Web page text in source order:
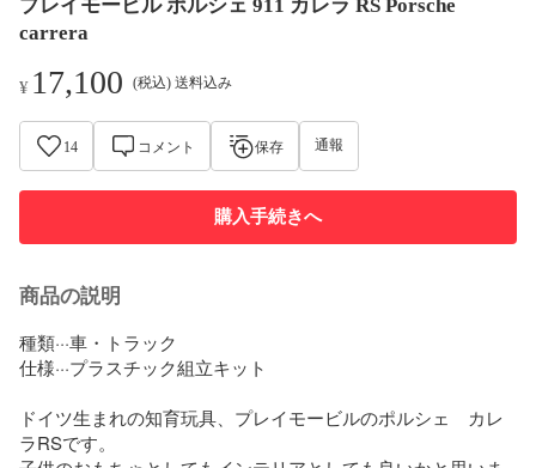
プレイモービル ポルシェ 911 カレラ RS Porsche
carrera
¥ 17,100 (税込) 送料込み
14 コメント 保存 通報
購入手続きへ
商品の説明
種類···車・トラック
仕様···プラスチック組立キット
ドイツ生まれの知育玩具、プレイモービルのポルシェ　カレ
ラRSです。